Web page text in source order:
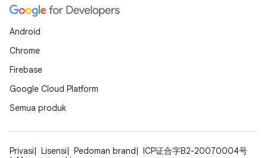
Android
Chrome
Firebase
Google Cloud Platform
Semua produk
Privasi Lisensi Pedoman brand
ICP证合字B2-20070004号